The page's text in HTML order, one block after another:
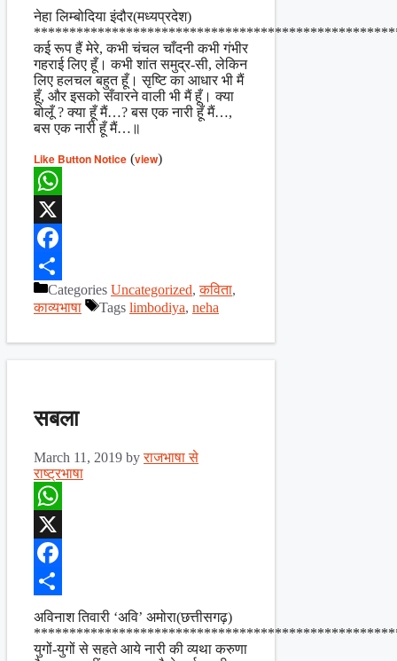
Share
नेहा लिम्बोदिया इंदौर(मध्यप्रदेश)
कई रूप हैं मेरे, कभी चंचल चाँदनी कभी गंभीर
गहराई लिए हूँ। कभी शांत समुद्र-सी, लेकिन
लिए हलचल बहुत हूँ। सृष्टि का आधार भी मैं
हूँ, और इसको सँवारने वाली भी मैं हूँ। क्या
बोलूँ ? क्या हूँ मैं…? बस एक नारी हूँ मैं…,
बस एक नारी हूँ मैं…॥
Like Button Notice (view)
WhatsApp
X
Facebook
ShareCategories Uncategorized,कविता,
काव्यभाषा
Tags limbodiya, neha
सबला
March 11, 2019 byराजभाषा से
राष्ट्रभाषा
WhatsApp
X
Facebook
Share
अविनाश तिवारी ‘अवि’ अमोरा(छत्तीसगढ़)
युगों-युगों से सहते आये नारी की व्यथा करुणा